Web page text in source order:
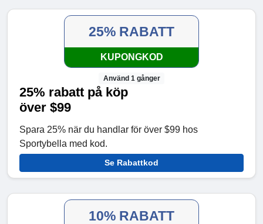
25% RABATT
KUPONGKOD
Använd 1 gånger
25% rabatt på köp
över $99
Spara 25% när du handlar för över $99 hos
Sportybella med kod.
Se Rabattkod
10% RABATT